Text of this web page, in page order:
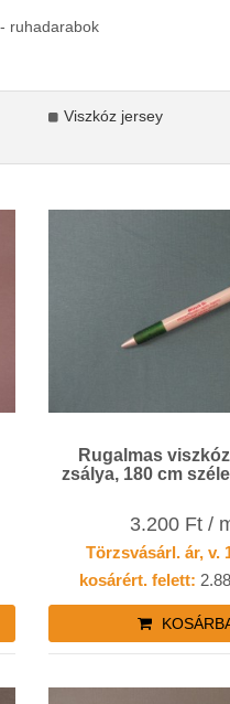
ruhadarabok
Viszkóz jersey
Rugalmas
zsálya, 180 cm
3.200 Ft /
Törzsvásárl. ár, v.
kosárért. felett: